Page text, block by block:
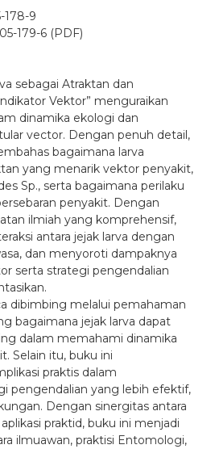
178-9
179-6 (PDF)
sebagai Atraktan dan
Vektor” menguraikan
dinamika ekologi dan
vector. Dengan penuh detail,
bagaimana larva
yang menarik vektor penyakit,
Sp., serta bagaimana perilaku
penyakit. Dengan
ilmiah yang komprehensif,
antara jejak larva dengan
dan menyoroti dampaknya
serta strategi pengendalian
dibimbing melalui pemahaman
bagaimana jejak larva dapat
dalam memahami dinamika
Selain itu, buku ini
praktis dalam
pengendalian yang lebih efektif,
Dengan sinergitas antara
praktid, buku ini menjadi
ilmuawan, praktisi Entomologi,